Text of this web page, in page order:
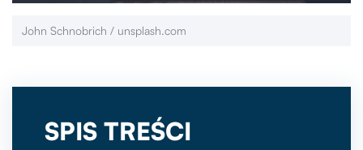
John Schnobrich / unsplash.com
SPIS TREŚCI